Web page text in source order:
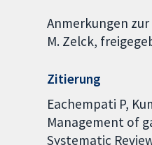
Anmerkungen
M. Zelck,
Zitierung
Eachempati P,
Management of
Systematic